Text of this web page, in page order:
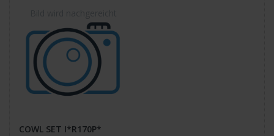
COWL SET I*R170P*